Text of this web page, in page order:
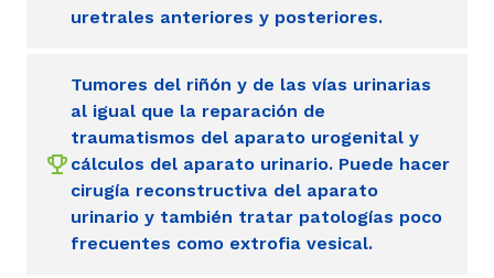
uretrales anteriores y posteriores.
Tumores del riñón y de las vías urinarias
al igual que la reparación de
traumatismos del aparato urogenital y
cálculos del aparato urinario. Puede hacer
cirugía reconstructiva del aparato
urinario y también tratar patologías poco
frecuentes como extrofia vesical.